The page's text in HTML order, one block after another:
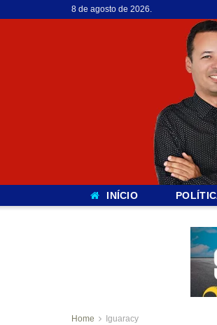
8 de agosto de 2026.
INÍCIO
Home Iguaracy